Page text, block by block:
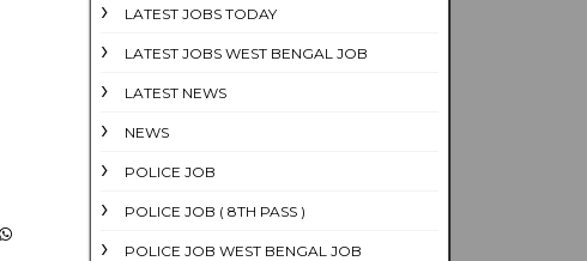
LATEST JOBS TODAY
LATEST JOBS WEST BENGAL JOB
LATEST NEWS
NEWS
POLICE JOB
POLICE JOB ( 8TH PASS )
POLICE JOB WEST BENGAL JOB